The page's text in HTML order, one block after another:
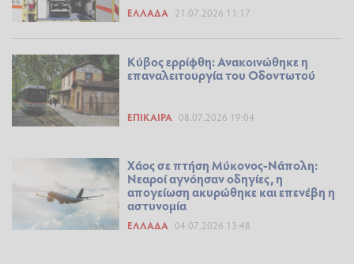
ΕΛΛΆΔΑ 21.07.2026 11:17
Κύβος ερρίφθη: Ανακοινώθηκε η
επαναλειτουργία του Οδοντωτού
ΕΠΊΚΑΙΡΑ 08.07.2026 19:04
Χάος σε πτήση Μύκονος-Νάπολη:
Νεαροί αγνόησαν οδηγίες, η
απογείωση ακυρώθηκε και επενέβη η
αστυνομία
ΕΛΛΆΔΑ 04.07.2026 13:48